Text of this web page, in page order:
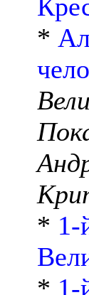
*
* 1-
* 1-